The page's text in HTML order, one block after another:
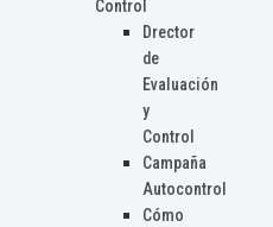
Control
Drector
de
Evaluación
y
Control
Campaña
Autocontrol
Cómo